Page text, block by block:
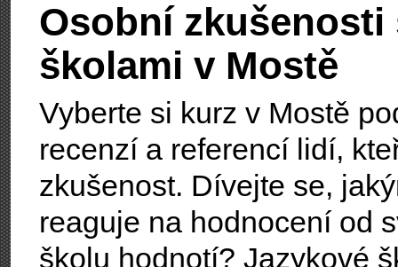
Osobní
školami v Mostě
Vyberte si kurz v Mostě
recenzí a referencí lidí,
zkušenost. Dívejte se,
reaguje na hodnocení od
školu hodnotí? Jazykové